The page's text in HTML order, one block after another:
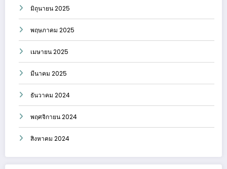
มิถุนายน 2025
พฤษภาคม 2025
เมษายน 2025
มีนาคม 2025
ธันวาคม 2024
พฤศจิกายน 2024
สิงหาคม 2024